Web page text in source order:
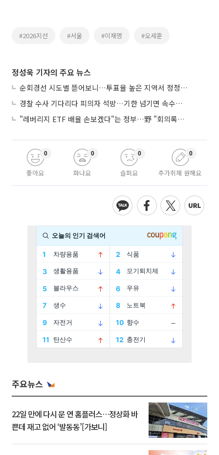
#2026지선 #서울 #이재명 #오세훈
정성욱 기자의 주요 뉴스
순회경선 시도별 뜯어보니…투표율 높은 지역서 정청래 강세
경찰 수사 기다리다 피의자 석방…기한 넘기면 속수무책
"레버리지 ETF 배율 손보겠다"는 정부…野 "회의록부터 내놔야"
좋아요
0
화나요
0
슬퍼요
0
추가취재 원해요
0
주요뉴스
22일 만에 다시 문 연 홈플러스…정상화 바
쁜데 재고 없어 ‘발동동’[가보니]